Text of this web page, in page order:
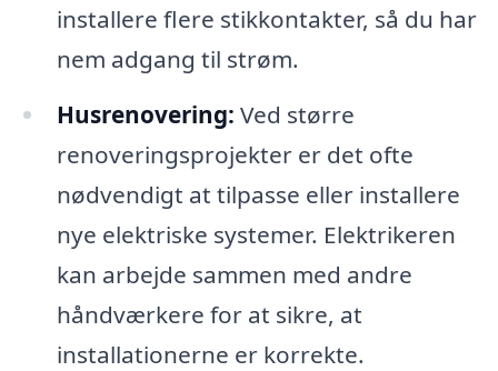
installere flere stikkontakter, så du har
nem adgang til strøm.
Husrenovering: Ved større
renoveringsprojekter er det ofte
nødvendigt at tilpasse eller installere
nye elektriske systemer. Elektrikeren
kan arbejde sammen med andre
håndværkere for at sikre, at
installationerne er korrekte.